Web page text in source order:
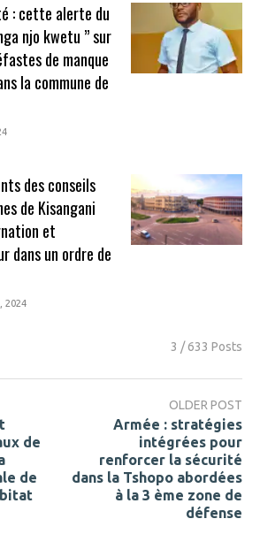
: cette alerte du
njo kwetu ” sur
de manque
la commune de
des conseils
de Kisangani
et
dans un ordre de
2024
3 / 633 Posts
de
de
OLDER POST
Armée : stratégies
intégrées pour
renforcer la sécurité
dans la Tshopo abordées
à la 3 ème zone de
défense